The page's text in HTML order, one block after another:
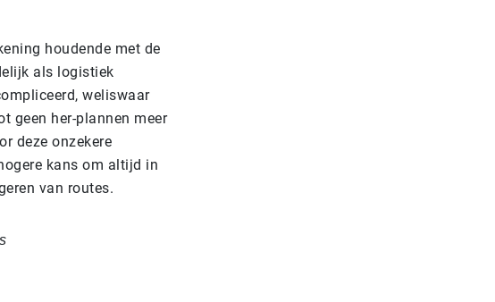
houdende met de
als logistiek
weliswaar
geen her-plannen meer
deze onzekere
kans om altijd in
van routes.